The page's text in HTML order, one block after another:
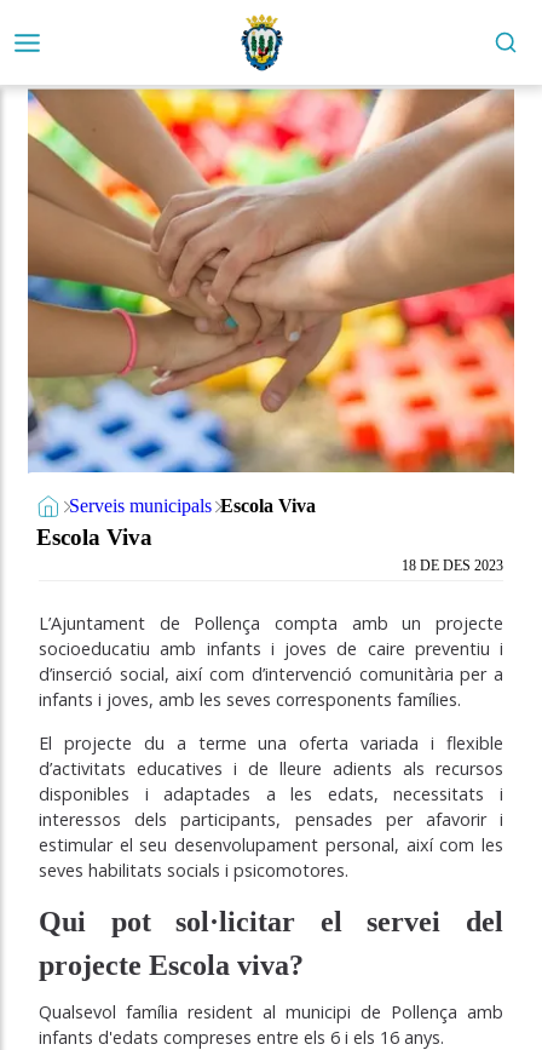
Serveis municipals Escola Viva
Escola Viva
18 DE DES 2023
L’Ajuntament de Pollença compta amb un projecte
socioeducatiu amb infants i joves de caire preventiu i
d’inserció social, així com d’intervenció comunitària per a
infants i joves, amb les seves corresponents famílies.
El projecte du a terme una oferta variada i flexible
d’activitats educatives i de lleure adients als recursos
disponibles i adaptades a les edats, necessitats i
interessos dels participants, pensades per afavorir i
estimular el seu desenvolupament personal, així com les
seves habilitats socials i psicomotores.
Qui pot sol·licitar el servei del
projecte Escola viva?
Qualsevol família resident al municipi de Pollença amb
infants d'edats compreses entre els 6 i els 16 anys.